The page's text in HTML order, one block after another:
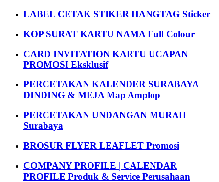
LABEL CETAK STIKER HANGTAG Sticker
KOP SURAT KARTU NAMA Full Colour
CARD INVITATION KARTU UCAPAN
PROMOSI Eksklusif
PERCETAKAN KALENDER SURABAYA
DINDING & MEJA Map Amplop
PERCETAKAN UNDANGAN MURAH
Surabaya
BROSUR FLYER LEAFLET Promosi
COMPANY PROFILE | CALENDAR
PROFILE Produk & Service Perusahaan